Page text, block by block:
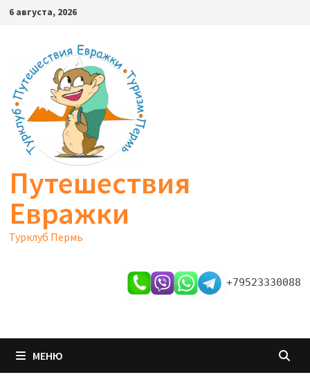
Перейти
содержимому
6 августа, 2026
Путешествия
Евражки
Турклуб Пермь
+79523330088
МЕНЮ